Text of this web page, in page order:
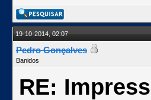
19-10-2014, 02:07
Pedro Gonçalves
Banidos
RE: